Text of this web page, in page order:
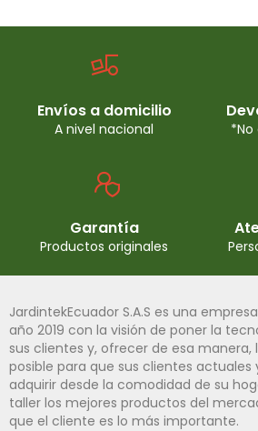
Envíos a domicilio
A nivel nacional
Garantía
Productos originales
JardintekEcuador S.A.S es una
año 2019 con la visión de poner la
sus clientes y, ofrecer de esa manera,
posible para que sus clientes
adquirir desde la comodidad de su
taller los mejores productos del
que el cliente es lo más importante.